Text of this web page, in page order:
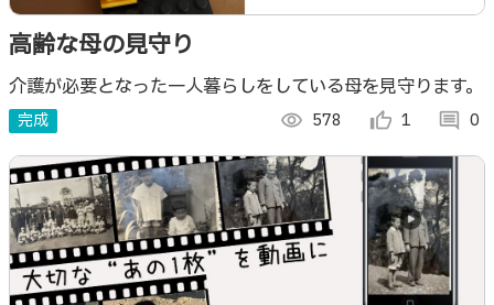
高齢な母の見守り
介護が必要となった一人暮らしをしている母を見守ります。
完成 visibility 578 thumb_up_alt 1 comment 0